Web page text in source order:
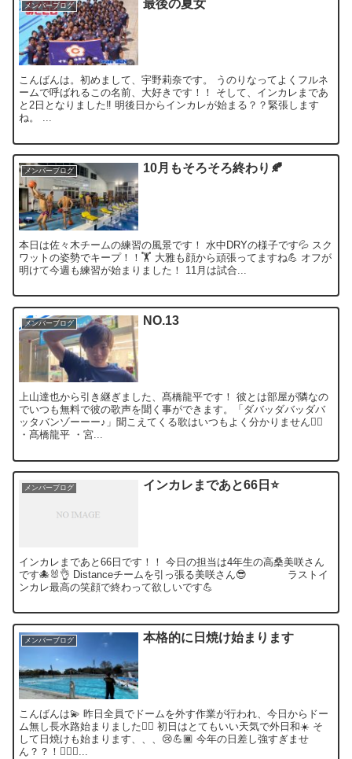
メンバーブログ 最後の夏女
こんばんは。初めまして、宇野莉奈です。 うのりなってよくフルネ
ームで呼ばれるこの名前、大好きです！！ そして、インカレまであ
と2日となりました‼️ 明後日からインカレが始まる？？緊張します
ね。 ...
メンバーブログ 10月もそろそろ終わり🍂
本日は佐々木チームの練習の風景です！ 水中DRYの様子です💦 スク
ワットの姿勢でキープ！！🏋️ 大雅も顔から頑張ってますね💪 オフが
明けて今週も練習が始まりました！ 11月は試合...
メンバーブログ NO.13
上山達也から引き継ぎました、髙橋龍平です！ 彼とは部屋が隣なの
でいつも無料で彼の歌声を聞く事ができます。「ダバッダバッダバ
ッタバンゾーーー♪」聞こえてくる歌はいつもよく分かりません🤷‍♂️
・髙橋龍平 ・宮...
メンバーブログ インカレまであと66日⭐️
インカレまであと66日です！！ 今日の担当は4年生の高桑美咲さん
です🐙🐰👌 Distanceチームを引っ張る美咲さん😎 ラストイ
ンカレ最高の笑顔で終わって欲しいです💪
メンバーブログ 本格的に日焼け始まります
こんばんは💫 昨日全員でドームを外す作業が行われ、今日からドー
ム無し長水路始まりました🏊‍♀️ 初日はとてもいい天気で外日和☀️ そ
して日焼けも始まります、、、😢💪🏾 今年の日差し強すぎませ
ん？？！🤦🏻‍♀️...